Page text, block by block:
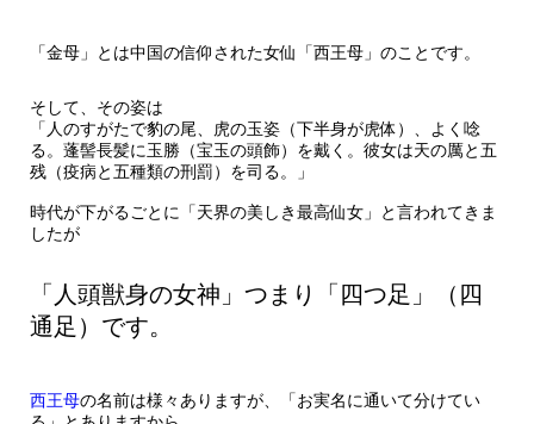
「金母」とは中国の信仰された女仙「西王母」のことです。
そして、その姿は
「人のすがたで豹の尾、虎の玉姿（下半身が虎体）、よく唸
る。蓬髻長髪に玉勝（宝玉の頭飾）を戴く。彼女は天の厲と五
残（疫病と五種類の刑罰）を司る。」
時代が下がるごとに「天界の美しき最高仙女」と言われてきま
したが
「人頭獣身の女神」つまり「四つ足」（四
通足）です。
西王母の名前は様々ありますが、「お実名に通いて分けてい